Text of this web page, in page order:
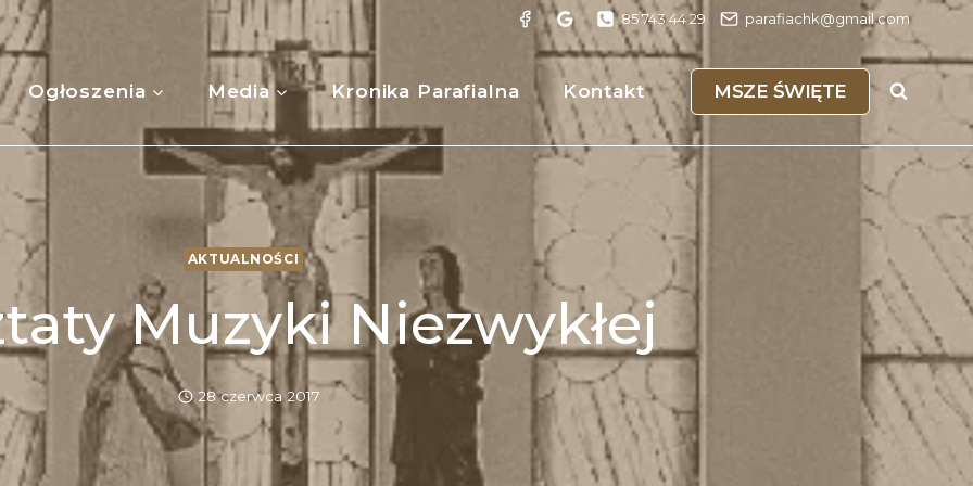
85 743 44 29 parafiachk@gmail.com
Ogłoszenia Media Kronika Parafialna Kontakt MSZE ŚWIĘTE
AKTUALNOŚCI
Muzyki Niezwykłej
28 czerwca 2017